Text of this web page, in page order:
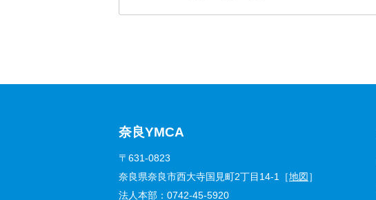
奈良YMCA
〒631-0823
奈良県奈良市西大寺国見町2丁目14-1［地図 ］
法人本部： 0742-45-5920